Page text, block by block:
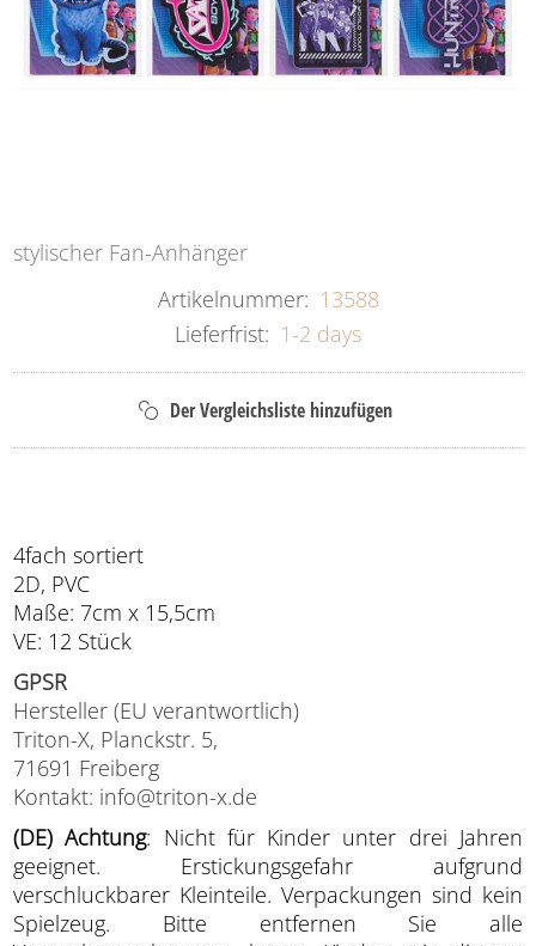
stylischer Fan-Anhänger
Artikelnummer: 13588
Lieferfrist: 1-2 days
4fach sortiert
2D, PVC
Maße: 7cm x 15,5cm
VE: 12 Stück
GPSR
Hersteller (EU verantwortlich)
Triton-X, Planckstr. 5,
71691 Freiberg
Kontakt: info@triton-x.de
(DE) Achtung: Nicht für Kinder unter drei Jahren
geeignet. Erstickungsgefahr aufgrund
verschluckbarer Kleinteile. Verpackungen sind kein
Spielzeug. Bitte entfernen Sie alle